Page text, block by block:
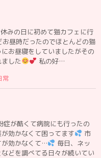
みの日に初めて猫カフェに行
お昼時だったのでほとんどの猫
お昼寝をしていましたがその
した
私の好…
常
が酷くて病院にも行ったの
効かなくて困ってます
市
が効かなくて…
毎日、ネッ
どを調べてる日々が続いてい